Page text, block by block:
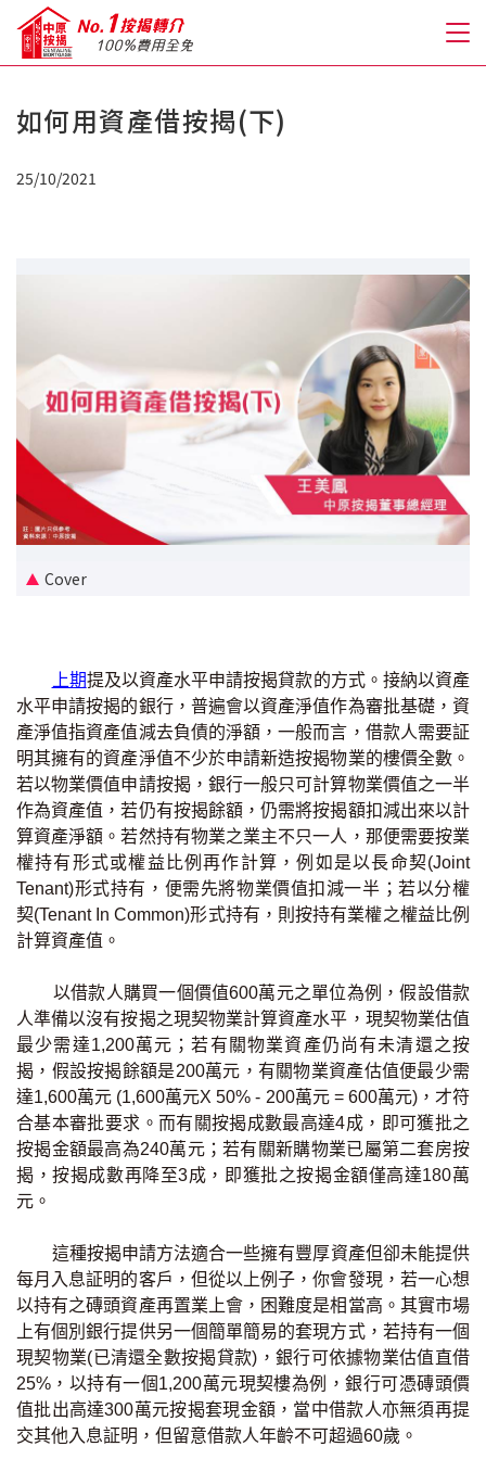
關於我們
免費開戶轉介服務
私人貸款
優惠禮遇
新盤優越按揭優惠
中原按揭標籤優惠
按揭工具
按揭計算
轉按計算
置業預算
供款年期計算
工商舖按揭計算
印花稅計算
免費物業估價
下載中心
按揭全面睇
新聞/研究
公司動態
按市新聞
統計數據庫
按揭快趣智識
如何用資產借按揭(下)
25/10/2021
Cover
上期提及以資產水平申請按揭貸款的方式。接納以資產
水平申請按揭的銀行，普遍會以資產淨值作為審批基礎，資
產淨值指資產值減去負債的淨額，一般而言，借款人需要証
明其擁有的資產淨值不少於申請新造按揭物業的樓價全數。
若以物業價值申請按揭，銀行一般只可計算物業價值之一半
作為資產值，若仍有按揭餘額，仍需將按揭額扣減出來以計
算資產淨額。若然持有物業之業主不只一人，那便需要按業
權持有形式或權益比例再作計算，例如是以長命契(Joint
Tenant)形式持有，便需先將物業價值扣減一半；若以分權
契(Tenant In Common)形式持有，則按持有業權之權益比例
計算資產值。
以借款人購買一個價值600萬元之單位為例，假設借款
人準備以沒有按揭之現契物業計算資產水平，現契物業估值
最少需達1,200萬元；若有關物業資產仍尚有未清還之按
揭，假設按揭餘額是200萬元，有關物業資產估值便最少需
達1,600萬元 (1,600萬元X 50% - 200萬元 = 600萬元)，才符
合基本審批要求。而有關按揭成數最高達4成，即可獲批之
按揭金額最高為240萬元；若有關新購物業已屬第二套房按
揭，按揭成數再降至3成，即獲批之按揭金額僅高達180萬
元。
這種按揭申請方法適合一些擁有豐厚資產但卻未能提供
每月入息証明的客戶，但從以上例子，你會發現，若一心想
以持有之磚頭資產再置業上會，困難度是相當高。其實市場
上有個別銀行提供另一個簡單簡易的套現方式，若持有一個
現契物業(已清還全數按揭貸款)，銀行可依據物業估值直借
25%，以持有一個1,200萬元現契樓為例，銀行可憑磚頭價
值批出高達300萬元按揭套現金額，當中借款人亦無須再提
交其他入息証明，但留意借款人年齡不可超過60歲。